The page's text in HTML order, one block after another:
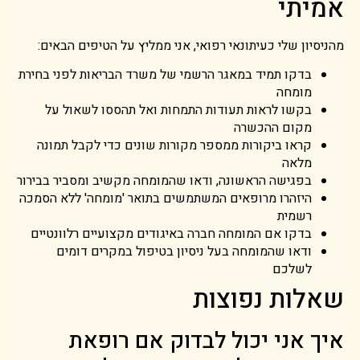
אמיתי
מהניסיון שלי כעיתונאי רפואי, אני ממליץ על הטיפים הבאים:
בדקו תמיד במאגר הרשמי של משרד הבריאות לפני בחירת
מומחה
בקשו לראות תעודות התמחות ואל תהססו לשאול על
מקום ההכשרה
קראו ביקורות ממספר מקורות שונים כדי לקבל תמונה
מלאה
בפגישה הראשונה, ודאו שהמומחה מקשיב ומסביר בבירור
היזהרו מרופאים המשתמשים בתואר 'מומחה' ללא הסמכה
רשמית
בדקו אם המומחה חברה באיגודים מקצועיים רלוונטיים
ודאו שהמומחה בעל ניסיון בטיפול במקרים דומים
לשלכם
שאלות נפוצות
איך אני יכול לבדוק אם רופאת